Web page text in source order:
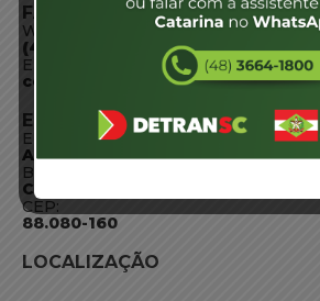
FALE CONOSCO
WhatsApp:
(48) 3664-1800
E-mail:
ENDEREÇO
Endereço:
Av. Almirante Tamandaré - 480
Bairro:
Coqueiros, Florianópolis SC
CEP:
88.080-160
LOCALIZAÇÃO